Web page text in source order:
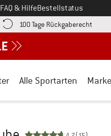
FAQ & HilfeBestellstatus
sich in einer Infobox
100 Tage Rückgaberecht
Alle Sportarten